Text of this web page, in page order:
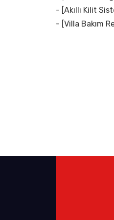
- [Akıllı Kilit
- [Villa Bakım